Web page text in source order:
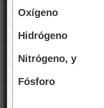
Oxígeno
Hidrógeno
Nitrógeno, y
Fósforo